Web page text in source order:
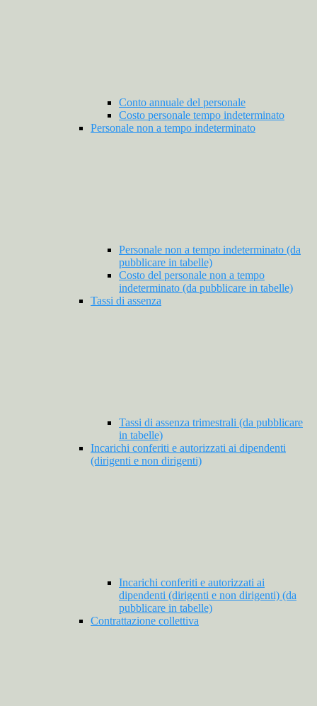
Conto annuale del personale
Costo personale tempo indeterminato
Personale non a tempo indeterminato
Personale non a tempo indeterminato (da
pubblicare in tabelle)
Costo del personale non a tempo
indeterminato (da pubblicare in tabelle)
Tassi di assenza
Tassi di assenza trimestrali (da pubblicare
in tabelle)
Incarichi conferiti e autorizzati ai dipendenti
(dirigenti e non dirigenti)
Incarichi conferiti e autorizzati ai
dipendenti (dirigenti e non dirigenti) (da
pubblicare in tabelle)
Contrattazione collettiva